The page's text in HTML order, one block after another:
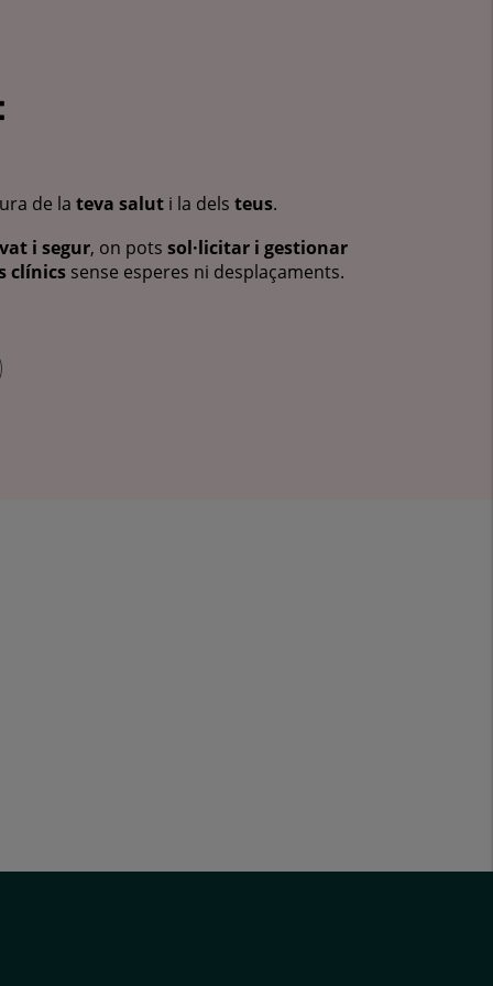
de la teva salut i la dels teus.
i segur, on pots sol·licitar i gestionar
clínics sense esperes ni desplaçaments.